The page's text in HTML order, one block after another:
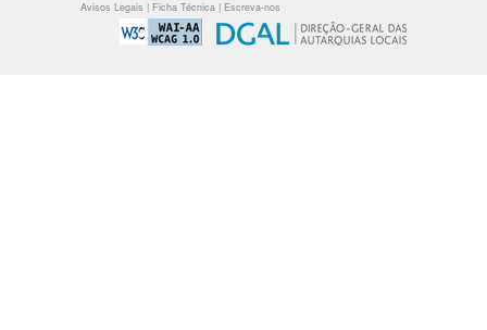
Avisos Legais | Ficha Técnica | Escreva-nos